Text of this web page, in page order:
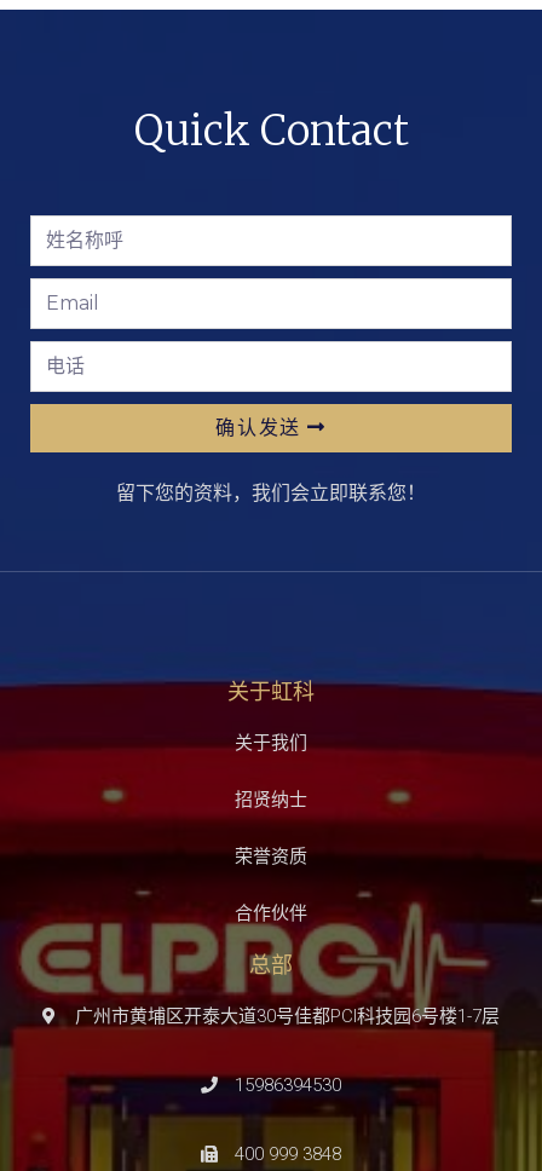
Quick Contact
确认发送
留下您的资料，我们会立即联系您！
关于虹科
关于我们
招贤纳士
荣誉资质
合作伙伴
总部
广州市黄埔区开泰大道30号佳都PCI科技园6号楼1-7层
15986394530
400 999 3848